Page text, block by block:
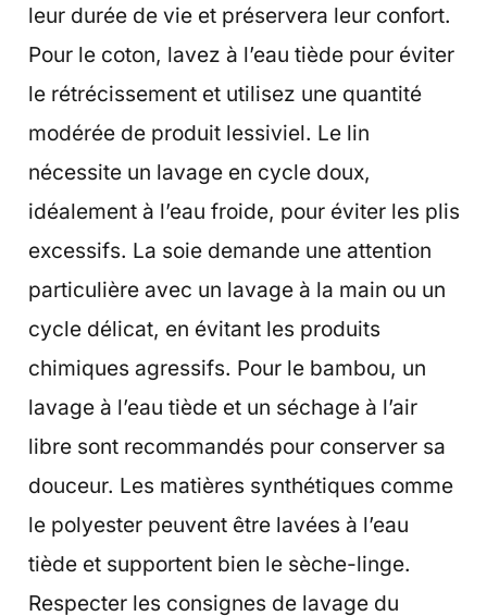
leur durée de vie et préservera leur confort.
Pour le coton, lavez à l’eau tiède pour éviter
le rétrécissement et utilisez une quantité
modérée de produit lessiviel. Le lin
nécessite un lavage en cycle doux,
idéalement à l’eau froide, pour éviter les plis
excessifs. La soie demande une attention
particulière avec un lavage à la main ou un
cycle délicat, en évitant les produits
chimiques agressifs. Pour le bambou, un
lavage à l’eau tiède et un séchage à l’air
libre sont recommandés pour conserver sa
douceur. Les matières synthétiques comme
le polyester peuvent être lavées à l’eau
tiède et supportent bien le sèche-linge.
Respecter les consignes de lavage du